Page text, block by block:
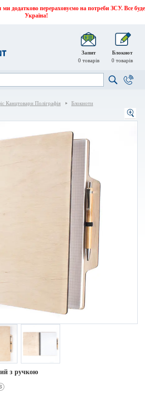
додатково перераховуємо на потреби ЗСУ. Все буде
Україна!
Запит
0 товарів
Блокнот
0 товарів
Канцтовари Поліграфія
Блокноти
з ручкою